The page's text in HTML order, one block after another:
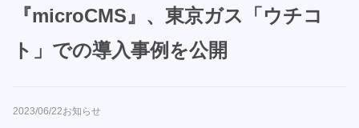
『microCMS』、東京ガス「ウチコ
ト」での導入事例を公開
2023/06/22お知らせ